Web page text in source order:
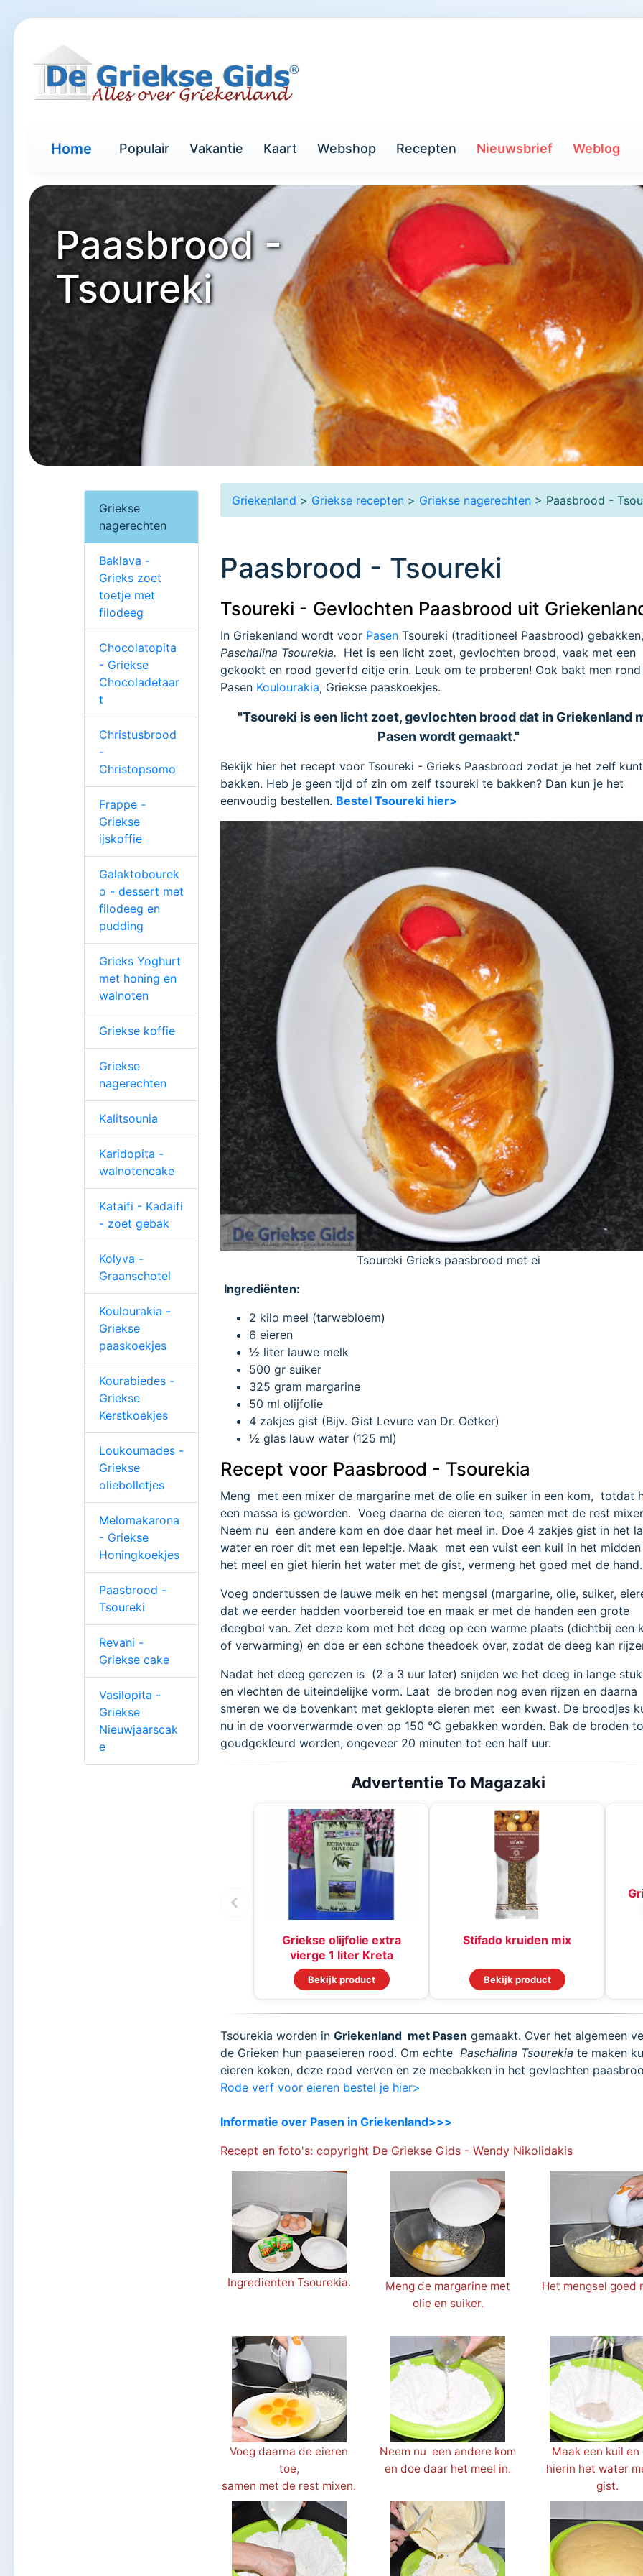
Home Populair Vakantie Kaart Webshop Recepten Nieuwsbrief Weblog
Paasbrood -
Tsoureki
Griekenland > Griekse recepten > Griekse nagerechten > Paasbrood -
Paasbrood - Tsoureki
Tsoureki - Gevlochten Paasbrood uit
In Griekenland wordt voor Pasen Tsoureki (traditioneel Paasbrood) gebakken,
Paschalina Tsourekia. Het is een licht zoet, gevlochten brood, vaak met een
gekookt en rood geverfd eitje erin. Leuk om te proberen! Ook bakt men rond
Pasen Koulourakia, Griekse paaskoekjes.
"Tsoureki is een licht zoet, gevlochten brood dat in Griekenland
Pasen wordt gemaakt."
Bekijk hier het recept voor Tsoureki - Grieks Paasbrood zodat je het zelf kunt
bakken. Heb je geen tijd of zin om zelf tsoureki te bakken? Dan kun je het
eenvoudig bestellen. Bestel Tsoureki hier>
Tsoureki Grieks paasbrood met ei
Ingrediënten:
2 kilo meel (tarwebloem)
6 eieren
½ liter lauwe melk
500 gr suiker
325 gram margarine
50 ml olijfolie
4 zakjes gist (Bijv. Gist Levure van Dr. Oetker)
½ glas lauw water (125 ml)
Recept voor Paasbrood - Tsourekia
Meng met een mixer de margarine met de olie en suiker in een kom, totdat
een massa is geworden. Voeg daarna de eieren toe, samen met de rest
Neem nu een andere kom en doe daar het meel in. Doe 4 zakjes gist in het
water en roer dit met een lepeltje. Maak met een vuist een kuil in het
het meel en giet hierin het water met de gist, vermeng het goed met de hand.
Voeg ondertussen de lauwe melk en het mengsel (margarine, olie, suiker,
dat we eerder hadden voorbereid toe en maak er met de handen een grote
deegbol van. Zet deze kom met het deeg op een warme plaats (dichtbij een
of verwarming) en doe er een schone theedoek over, zodat de deeg kan
Nadat het deeg gerezen is (2 a 3 uur later) snijden we het deeg in lange
en vlechten de uiteindelijke vorm. Laat de broden nog even rijzen en daarna
smeren we de bovenkant met geklopte eieren met een kwast. De broodjes
nu in de voorverwarmde oven op 150 °C gebakken worden. Bak de broden
goudgekleurd worden, ongeveer 20 minuten tot een half uur.
Advertentie To Magazaki
Griekse olijfolie extra
vierge 1 liter Kreta
Bekijk product
Stifado kruiden mix
Bekijk product
Tsourekia worden in Griekenland met Pasen gemaakt. Over het algemeen
de Grieken hun paaseieren rood. Om echte Paschalina Tsourekia te maken
eieren koken, deze rood verven en ze meebakken in het gevlochten
Rode verf voor eieren bestel je hier>
Informatie over Pasen in Griekenland>>>
Recept en foto's: copyright De Griekse Gids - Wendy Nikolidakis
Ingredienten Tsourekia.
Meng de margarine met
olie en suiker.
Het mengsel goed
Voeg daarna de eieren
toe,
samen met de rest mixen.
Neem nu een andere kom
en doe daar het meel in.
Maak een kuil
hierin het water
gist.
Griekse
nagerechten
Baklava -
Grieks zoet
toetje met
filodeeg
Chocolatopita
- Griekse
Chocoladetaar
t
Christusbrood
-
Christopsomo
Frappe -
Griekse
ijskoffie
Galaktobourek
o - dessert met
filodeeg en
pudding
Grieks Yoghurt
met honing en
walnoten
Griekse koffie
Griekse
nagerechten
Kalitsounia
Karidopita -
walnotencake
Kataifi - Kadaifi
- zoet gebak
Kolyva -
Graanschotel
Koulourakia -
Griekse
paaskoekjes
Kourabiedes -
Griekse
Kerstkoekjes
Loukoumades -
Griekse
oliebolletjes
Melomakarona
- Griekse
Honingkoekjes
Paasbrood -
Tsoureki
Revani -
Griekse cake
Vasilopita -
Griekse
Nieuwjaarscak
e